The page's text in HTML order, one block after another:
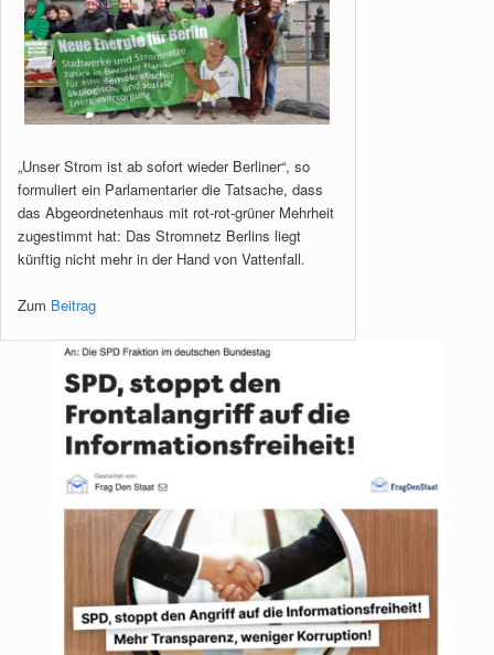
„Unser Strom ist ab sofort wieder Berliner“, so
formuliert ein Parlamentarier die Tatsache, dass
das Abgeordnetenhaus mit rot-rot-grüner Mehrheit
zugestimmt hat: Das Stromnetz Berlins liegt
künftig nicht mehr in der Hand von Vattenfall.
Zum Beitrag